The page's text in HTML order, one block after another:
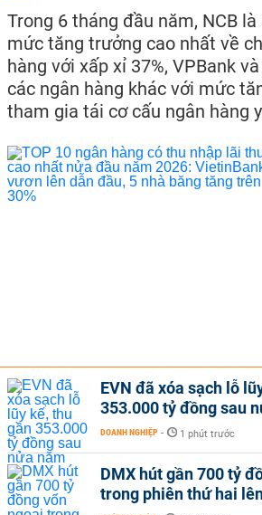
Trong 6 tháng đầu năm, NCB
mức tăng trưởng cao nhất về
hàng với xấp xỉ 37%, VPBank
các ngân hàng khác với mức
tham gia tái cơ cấu ngân hàng
EVN đã xóa sạch lỗ
353.000 tỷ đồng sau
DOANH NGHIỆP - 1 phút trước
DMX hút gần 700 tỷ
trong phiên thứ hai